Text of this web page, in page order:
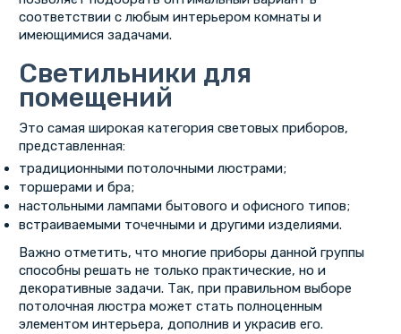
соответствии с любым интерьером комнаты и
имеющимися задачами.
Светильники для
помещений
Это самая широкая категория световых приборов,
представленная:
традиционными потолочными люстрами;
торшерами и бра;
настольными лампами бытового и офисного типов;
встраиваемыми точечными и другими изделиями.
Важно отметить, что многие приборы данной группы
способны решать не только практические, но и
декоративные задачи. Так, при правильном выборе
потолочная люстра может стать полноценным
элементом интерьера, дополнив и украсив его.